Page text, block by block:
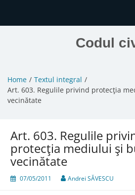
Codul
Home
Textul integral
Art. 603. Regulile privind protecţia
vecinătate
Art. 603. Regulile
protecţia mediului şi
vecinătate
07/05/2011 Andrei SĂVESCU